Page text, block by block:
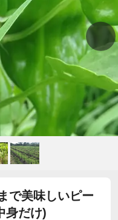
で美味しいピー
身だけ)